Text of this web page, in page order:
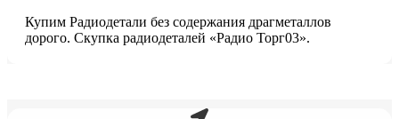
Купим Радиодетали без содержания драгметаллов
дорого. Скупка радиодеталей «Радио Торг03».